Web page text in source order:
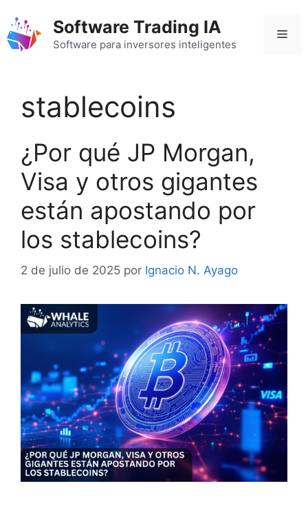
contenido
Software Trading IA
Software para inversores inteligentes
stablecoins
¿Por qué JP Morgan,
Visa y otros gigantes
están apostando por
los stablecoins?
2 de julio de 2025 por Ignacio N. Ayago